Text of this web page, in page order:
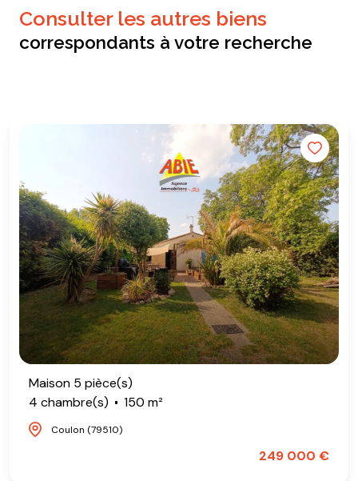
consulter les autres biens
correspondants à votre recherche
Maison 5 pièce(s)
4 chambre(s)
150 m²
Coulon (79510)
249 000 €